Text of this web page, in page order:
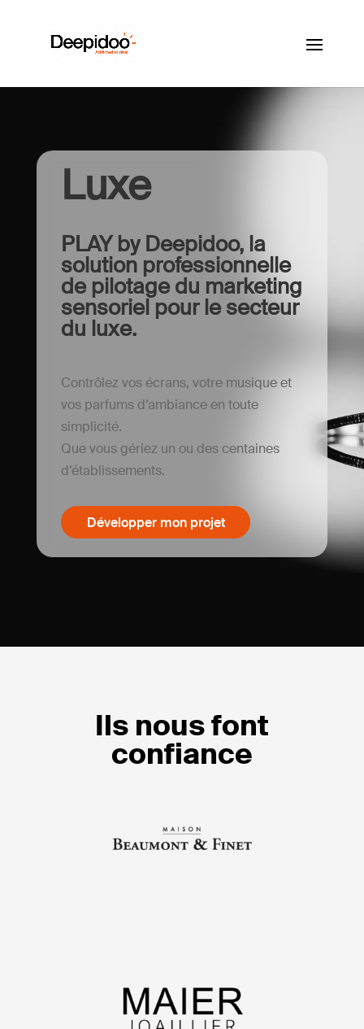
Luxe
PLAY by Deepidoo, la
solution professionnelle
de pilotage du marketing
sensoriel pour le secteur
du luxe.
Contrôlez vos écrans, votre musique et
vos parfums d’ambiance en toute
simplicité.
Que vous gériez un ou des centaines
d’établissements.
Développer mon projet
Ils nous font
confiance